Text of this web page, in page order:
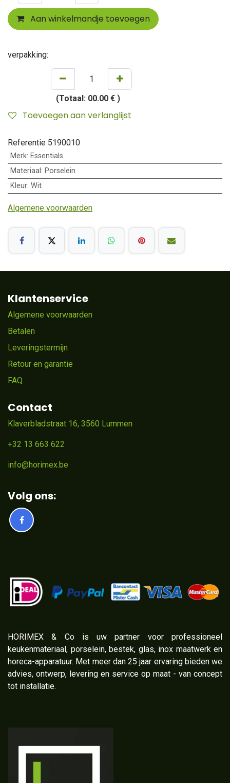
Aan winkelmandje toevoegen
verpakking:
(Totaal: 00.00 € )
Toevoegen aan verlanglijst
Referentie 5190010
Merk: Essentials
Materiaal : Porselein
Kleur: Wit
Algemene voorwaarden
Klantenservice
Algemene voorwaarden
Betalen
Leveringstermijn
Retour en garantie
FAQ
Contact
Klaverbladstraat 16, 3560 Lummen
+32 13 663 622
info@horimex.be
Volg ons:
​HORIMEX & Co is uw partner voor professioneel
keukenmateriaal, porselein, bestek, glas, inox maatwerk en
horeca-apparatuur. Met meer dan 25 jaar ervaring bieden we
advies, ontwerp, levering en service op maat - van concept
tot installatie.